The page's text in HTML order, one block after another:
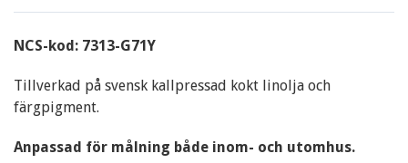
NCS-kod: 7313-G71Y
Tillverkad på svensk kallpressad kokt linolja och
färgpigment.
Anpassad för målning både inom- och utomhus.